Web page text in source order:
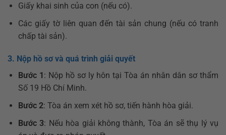
Giấy khai sinh của con (nếu có).
Các giấy tờ liên quan đến tài sản chung (nếu có tranh
chấp tài sản).
3. Nộp hồ sơ và quá trình giải quyết
Bước 1 : Nộp hồ sơ ly hôn tại Tòa án nhân dân sơ thẩm
Số 19 Hồ Chí Minh.
Bước 2: Tòa án xem xét hồ sơ, tiến hành hòa giải.
Bước 3: Nếu hòa giải không thành, Tòa án sẽ thụ lý vụ